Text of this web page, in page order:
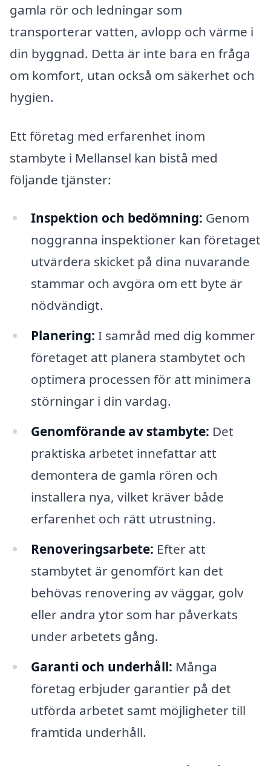
gamla rör och ledningar som
transporterar vatten, avlopp och värme i
din byggnad. Detta är inte bara en fråga
om komfort, utan också om säkerhet och
hygien.
Ett företag med erfarenhet inom
stambyte i Mellansel kan bistå med
följande tjänster:
Inspektion och bedömning: Genom
noggranna inspektioner kan företaget
utvärdera skicket på dina nuvarande
stammar och avgöra om ett byte är
nödvändigt.
Planering: I samråd med dig kommer
företaget att planera stambytet och
optimera processen för att minimera
störningar i din vardag.
Genomförande av stambyte: Det
praktiska arbetet innefattar att
demontera de gamla rören och
installera nya, vilket kräver både
erfarenhet och rätt utrustning.
Renoveringsarbete: Efter att
stambytet är genomfört kan det
behövas renovering av väggar, golv
eller andra ytor som har påverkats
under arbetets gång.
Garanti och underhåll: Många
företag erbjuder garantier på det
utförda arbetet samt möjligheter till
framtida underhåll.